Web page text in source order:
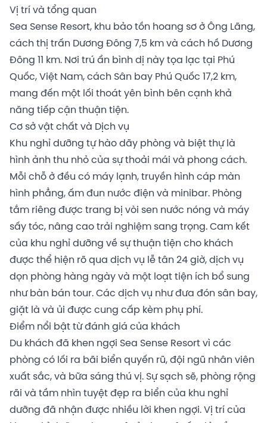
Vị trí và tổng quan
Sea Sense Resort, khu bảo tồn hoang sơ ở Ông Lãng,
cách thị trấn Dương Đông 7,5 km và cách hồ Dương
Đông 11 km. Nơi trú ẩn bình dị này tọa lạc tại Phú
Quốc, Việt Nam, cách Sân bay Phú Quốc 17,2 km,
mang đến một lối thoát yên bình bên cạnh khả
năng tiếp cận thuận tiện.
Cơ sở vật chất và Dịch vụ
Khu nghỉ dưỡng tự hào dãy phòng và biệt thự là
hình ảnh thu nhỏ của sự thoải mái và phong cách.
Mỗi chỗ ở đều có máy lạnh, truyền hình cáp màn
hình phẳng, ấm đun nước điện và minibar. Phòng
tắm riêng được trang bị vòi sen nước nóng và máy
sấy tóc, nâng cao trải nghiệm sang trọng. Cam kết
của khu nghỉ dưỡng về sự thuận tiện cho khách
được thể hiện rõ qua dịch vụ lễ tân 24 giờ, dịch vụ
dọn phòng hàng ngày và một loạt tiện ích bổ sung
như bàn bán tour. Các dịch vụ như đưa đón sân bay,
giặt là và ủi được cung cấp kèm phụ phí.
Điểm nổi bật từ đánh giá của khách
Du khách đã khen ngợi Sea Sense Resort vì các
phòng có lối ra bãi biển quyến rũ, đội ngũ nhân viên
xuất sắc, và bữa sáng thú vị. Sự sạch sẽ, phòng rộng
rãi và tầm nhìn tuyệt đẹp ra biển của khu nghỉ
dưỡng đã nhận được nhiều lời khen ngợi. Vị trí của